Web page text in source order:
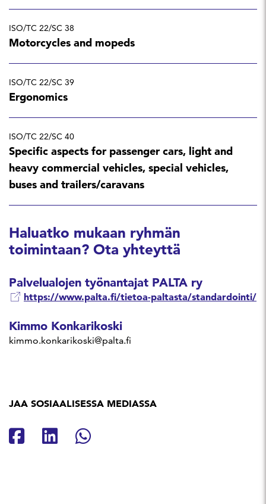
ISO/TC 22/SC 38
Motorcycles and mopeds
ISO/TC 22/SC 39
Ergonomics
ISO/TC 22/SC 40
Specific aspects for passenger cars, light and
heavy commercial vehicles, special vehicles,
buses and trailers/caravans
Haluatko mukaan ryhmän
toimintaan? Ota yhteyttä
Palvelualojen työnantajat PALTA ry
https://www.palta.fi/tietoa-paltasta/standardointi/
Kimmo Konkarikoski
kimmo.konkarikoski@palta.fi
JAA SOSIAALISESSA MEDIASSA
Jaa Facebookissa
Jaa Linkedinissä
Jaa Whatsappissa